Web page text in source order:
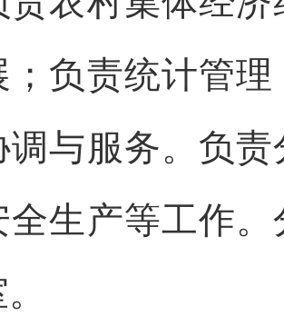
；负责统计管
调与服务。负
全生产等工作